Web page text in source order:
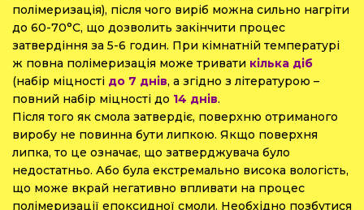
полімеризація), після чого виріб можна сильно нагріти
до 60-70°С, що дозволить закінчити процес
затвердіння за 5-6 годин. При кімнатній температурі
ж повна полімеризація може тривати кілька діб
(набір міцності до 7 днів, а згідно з літературою –
повний набір міцності до 14 днів.
Після того як смола затвердіє, поверхню отриманого
виробу не повинна бути липкою. Якщо поверхня
липка, то це означає, що затверджувача було
недостатньо. Або була екстремально висока вологість,
що може вкрай негативно впливати на процес
полімеризації епоксидної смоли. Необхідно позбутися